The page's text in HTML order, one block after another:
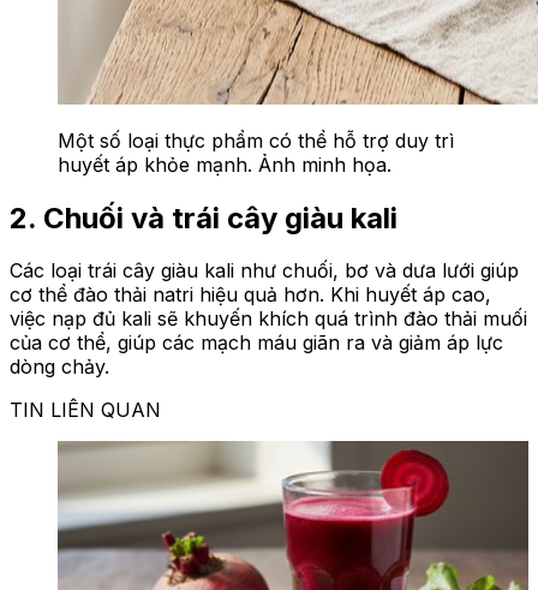
Một số loại thực phẩm có thể hỗ trợ duy trì
huyết áp khỏe mạnh. Ảnh minh họa.
2. Chuối và trái cây giàu kali
Các loại trái cây giàu kali như chuối, bơ và dưa lưới giúp
cơ thể đào thải natri hiệu quả hơn. Khi huyết áp cao,
việc nạp đủ kali sẽ khuyến khích quá trình đào thải muối
của cơ thể, giúp các mạch máu giãn ra và giảm áp lực
dòng chảy.
TIN LIÊN QUAN